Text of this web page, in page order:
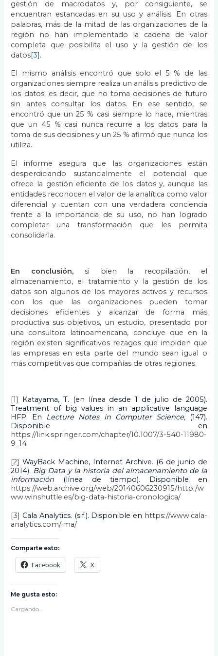
gestión de macrodatos y, por consiguiente, se
encuentran estancadas en su uso y análisis. En otras
palabras, más de la mitad de las organizaciones de la
región no han implementado la cadena de valor
completa que posibilita el uso y la gestión de los
datos[3].
El mismo análisis encontró que solo el 5 % de las
organizaciones siempre realiza un análisis predictivo de
los datos; es decir, que no toma decisiones de futuro
sin antes consultar los datos. En ese sentido, se
encontró que un 25 % casi siempre lo hace, mientras
que un 45 % casi nunca recurre a los datos para la
toma de sus decisiones y un 25 % afirmó que nunca los
utiliza.
El informe asegura que las organizaciones están
desperdiciando sustancialmente el potencial que
ofrece la gestión eficiente de los datos y, aunque las
entidades reconocen el valor de la analítica como valor
diferencial y cuentan con una verdadera conciencia
frente a la importancia de su uso, no han logrado
completar una transformación que les permita
consolidarla.
En conclusión, si bien la recopilación, el
almacenamiento, el tratamiento y la gestión de los
datos son algunos de los mayores activos y recursos
con los que las organizaciones pueden tomar
decisiones eficientes y alcanzar de forma más
productiva sus objetivos, un estudio, presentado por
una consultora latinoamericana, concluye que en la
región existen significativos rezagos que impiden que
las empresas en esta parte del mundo sean igual o
más competitivas que compañías de otras regiones.
[1]
Katayama, T. (en línea desde 1 de julio de 2005).
Treatment of big values in an applicative language
HFP. En Lecture Notes in Computer Science,(147).
Disponible en
https://link.springer.com/chapter/10.1007/3-540-11980-
9_14
[2] WayBack Machine, Internet Archive. (6 de junio de
2014). Big Data y la historia del almacenamiento de la
información (línea de tiempo). Disponible en
https://web.archive.org/web/20140606230915/http:/w
ww.winshuttle.es/big-data-historia-cronologica/
[3] Cala Analytics. (s.f.). Disponible en https://www.cala-
analytics.com/ima/
Comparte esto:
Facebook X
Me gusta esto:
Cargando...